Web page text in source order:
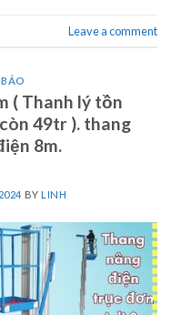
Leave a comment
( Thanh lý tồn
49tr ). thang
8m.
BYLINH